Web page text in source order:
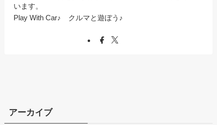
います。
Play With Car♪ クルマと遊ぼう♪
アーカイブ